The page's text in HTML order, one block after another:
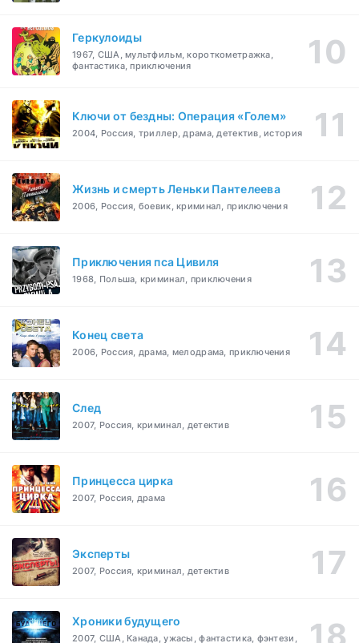
Геркулоиды
1967, США, мультфильм, короткометражка,
фантастика, приключения
Ключи от бездны: Операция «Голем»
2004, Россия, триллер, драма, детектив, история
Жизнь и смерть Леньки Пантелеева
2006, Россия, боевик, криминал, приключения
Приключения пса Цивиля
1968, Польша, криминал, приключения
Конец света
2006, Россия, драма, мелодрама, приключения
След
2007, Россия, криминал, детектив
Принцесса цирка
2007, Россия, драма
Эксперты
2007, Россия, криминал, детектив
Хроники будущего
2007, США, Канада, ужасы, фантастика, фэнтези,